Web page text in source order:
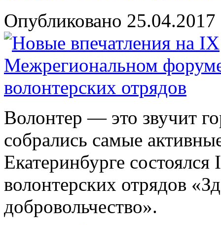
Опубликовано
Волонтер — это звучит
собрались самые
Екатеринбурге состоялся
волонтерских отрядов
добровольчество».